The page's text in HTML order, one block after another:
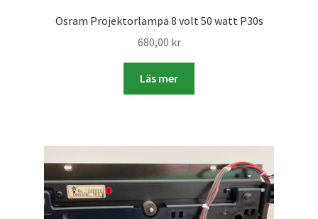
Videoöverföring / Smalfilm
Almanacka / Kalender
Osram Projektorlampa 8 volt 50 watt P30s
680,00 kr
Läs mer